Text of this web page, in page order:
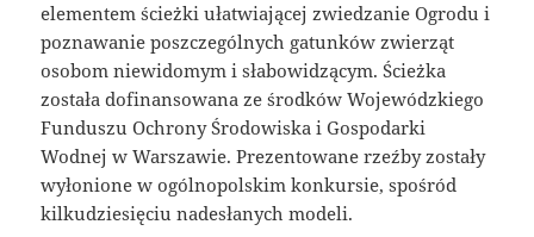
elementem ścieżki ułatwiającej zwiedzanie Ogrodu i
poznawanie poszczególnych gatunków zwierząt
osobom niewidomym i słabowidzącym. Ścieżka
została dofinansowana ze środków Wojewódzkiego
Funduszu Ochrony Środowiska i Gospodarki
Wodnej w Warszawie. Prezentowane rzeźby zostały
wyłonione w ogólnopolskim konkursie, spośród
kilkudziesięciu nadesłanych modeli.